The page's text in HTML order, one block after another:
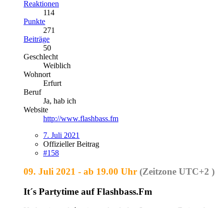
Reaktionen
114
Punkte
271
Beiträge
50
Geschlecht
Weiblich
Wohnort
Erfurt
Beruf
Ja, hab ich
Website
http://www.flashbass.fm
7. Juli 2021
Offizieller Beitrag
#158
09. Juli 2021 - ab 19.00 Uhr (Zeitzone UTC+2 )
It´s Partytime auf Flashbass.Fm